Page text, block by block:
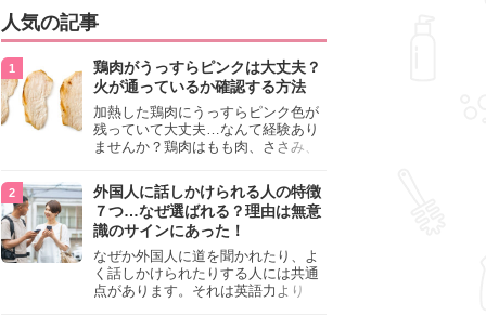
人気の記事
鶏肉がうっすらピンクは大丈夫？
火が通っているか確認する方法
加熱した鶏肉にうっすらピンク色が
残っていて大丈夫…なんて経験あり
ませんか？鶏肉はもも肉、ささみ、
わいが異なり、いろいろと楽しめる
料理ですが、鶏肉は加熱した後でも
うっすらピンク色の部分が大丈夫な
のと気になるときがあります。この
記事では生焼けか火が通っているの
かを確認する方法や、鶏肉を調理す
るときの注意点を紹介しますので、
参考にしてみてくださいね。
外国人に話しかけられる人の特徴
７つ…なぜ選ばれる？理由は無意
識のサインにあった！
なぜか外国人に道を聞かれたり、よ
く話しかけられたりする人には共通
点があります。それは英語力より